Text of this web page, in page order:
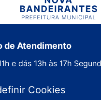
de Atendimento
e dás 13h às 17h
Cookies